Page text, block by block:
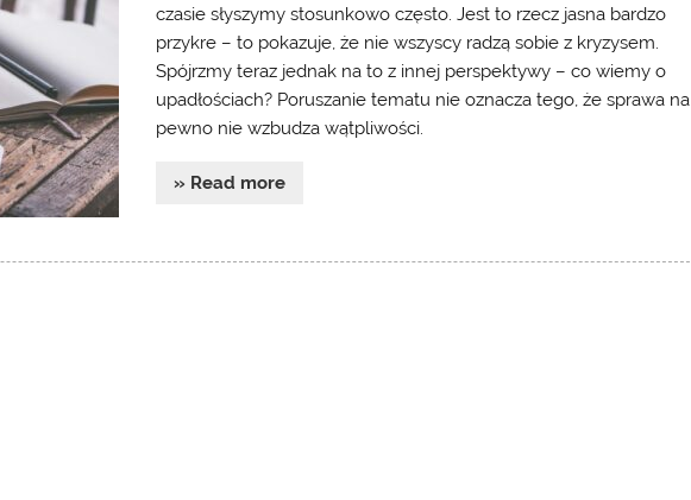
czasie słyszymy stosunkowo często. Jest to rzecz jasna bardzo
przykre – to pokazuje, że nie wszyscy radzą sobie z kryzysem.
Spójrzmy teraz jednak na to z innej perspektywy – co wiemy o
upadłościach? Poruszanie tematu nie oznacza tego, że sprawa na
pewno nie wzbudza wątpliwości.
» Read more